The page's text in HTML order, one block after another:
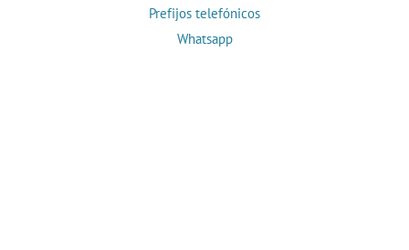
Prefijos telefónicos
Whatsapp